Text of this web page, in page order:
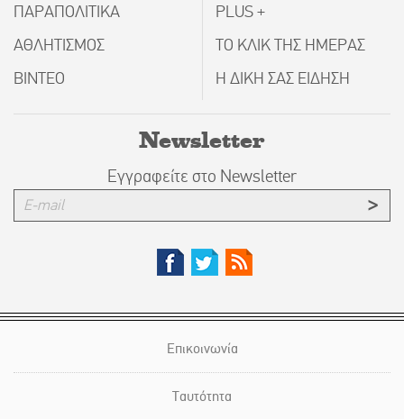
ΠΑΡΑΠΟΛΙΤΙΚΑ
ΑΘΛΗΤΙΣΜΟΣ
ΒΙΝΤΕΟ
PLUS +
ΤΟ ΚΛΙΚ ΤΗΣ ΗΜΕΡΑΣ
Η ΔΙΚΗ ΣΑΣ ΕΙΔΗΣΗ
Newsletter
Εγγραφείτε στο Newsletter
Επικοινωνία
Ταυτότητα